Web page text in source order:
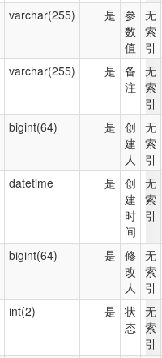
varchar(255) 是 参
数
值
无
索
引
varchar(255) 是 备
注
无
索
引
bigint(64) 是 创
建
人
无
索
引
datetime 是 创
建
时
间
无
索
引
bigint(64) 是 修
改
人
无
索
引
int(2) 是 状
态
无
索
引